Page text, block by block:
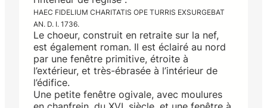
HAEC FIDELIUM CHARITATIS OPE TURRIS EXSURGEBAT
AN. D. I. 1736.
Le choeur, construit en retraite sur la nef,
est également roman. Il est éclairé au nord
par une fenêtre primitive, étroite à
l’extérieur, et très-ébrasée à l’intérieur de
l’édifice.
Une petite fenêtre ogivale, avec moulures